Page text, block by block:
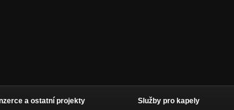
a ostatní projekty Služby pro kapely